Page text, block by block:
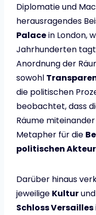
Diplomatie und
herausragendes
Palacein London,
Jahrhunderten
Anordnung der
sowohl
die politischen
beobachtet, dass
Räume
Metapher für die
politischen
Darüber hinaus
jeweilige Kulturund
Schloss Versailles